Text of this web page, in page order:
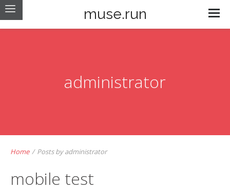
muse.run
administrator
Home / Posts by administrator
mobile test